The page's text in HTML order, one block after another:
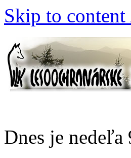
Skip to
Dnes je